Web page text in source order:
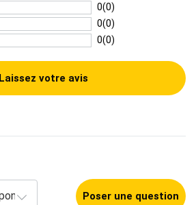
0(0)
0(0)
0(0)
Laissez votre avis
Poser une question